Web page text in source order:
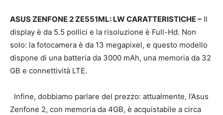
ASUS ZENFONE 2 ZE551ML: LW CARATTERISTICHE – Il
display è da 5.5 pollici e la risoluzione è Full-Hd. Non
solo: la fotocamera è da 13 megapixel, e questo modello
dispone di una batteria da 3000 mAh, una memoria da 32
GB e connettività LTE.
Infine, dobbiamo parlare del prezzo: attualmente, l’Asus
Zenfone 2, con memoria da 4GB, è acquistabile a circa